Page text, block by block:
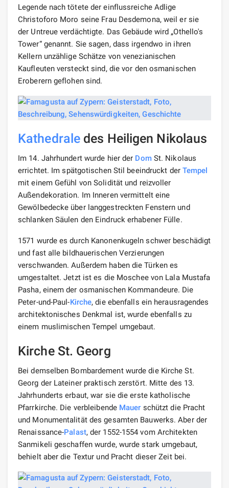
Legende nach tötete der einflussreiche Adlige
Christoforo Moro seine Frau Desdemona, weil er sie
der Untreue verdächtigte. Das Gebäude wird „Othello's
Tower“ genannt. Sie sagen, dass irgendwo in ihren
Kellern unzählige Schätze von venezianischen
Kaufleuten versteckt sind, die vor den osmanischen
Eroberern geflohen sind.
Kathedrale des Heiligen Nikolaus
Im 14. Jahrhundert wurde hier der DomSt. Nikolaus
errichtet. Im spätgotischen Stil beeindruckt der Tempel
mit einem Gefühl von Solidität und reizvoller
Außendekoration. Im Inneren vermittelt eine
Gewölbedecke über langgestreckten Fenstern und
schlanken Säulen den Eindruck erhabener Fülle.
1571 wurde es durch Kanonenkugeln schwer beschädigt
und fast alle bildhauerischen Verzierungen
verschwanden. Außerdem haben die Türken es
umgestaltet. Jetzt ist es die Moschee von Lala Mustafa
Pasha, einem der osmanischen Kommandeure. Die
Peter-und-Paul-Kirche, die ebenfalls ein herausragendes
architektonisches Denkmal ist, wurde ebenfalls zu
einem muslimischen Tempel umgebaut.
Kirche St. Georg
Bei demselben Bombardement wurde die Kirche St.
Georg der Lateiner praktisch zerstört. Mitte des 13.
Jahrhunderts erbaut, war sie die erste katholische
Pfarrkirche. Die verbleibende Mauer schützt die Pracht
und Monumentalität des gesamten Bauwerks. Aber der
Renaissance-Palast, der 1552-1554 vom Architekten
Sanmikeli geschaffen wurde, wurde stark umgebaut,
behielt aber die Textur und Pracht dieser Zeit bei.